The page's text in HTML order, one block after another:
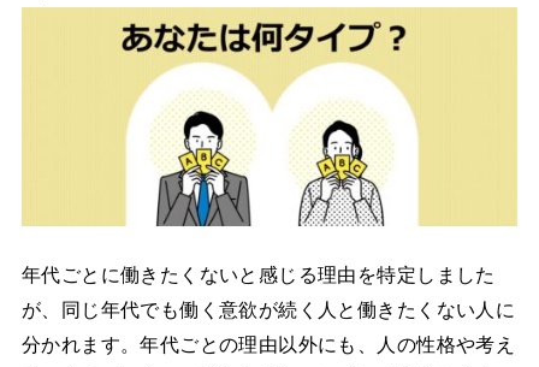
年代ごとに働きたくないと感じる理由を特定しました
が、同じ年代でも働く意欲が続く人と働きたくない人に
分かれます。年代ごとの理由以外にも、人の性格や考え